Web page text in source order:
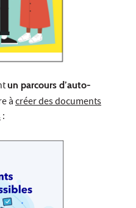
un parcours d’auto-
àcréer des documents
: